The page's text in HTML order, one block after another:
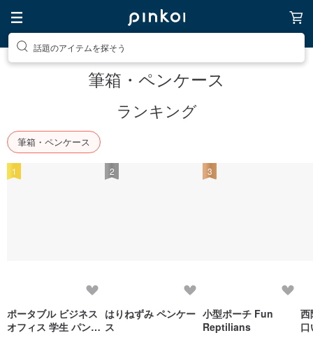
話題のアイテムを探そう
筆箱・ペンケース
ランキング
筆箱・ペンケース
ポータブル ビジネス
オフィス 学生 パンケ
1
はりねずみ ペンケー
ス
2
小型ポーチ Fun
Reptilians
3
西